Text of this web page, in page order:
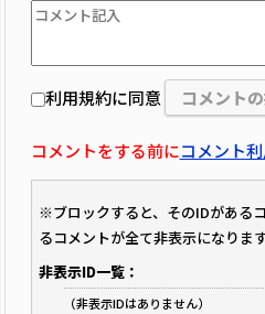
利用規約に同意
コメントをする前にコメント
※ブロックすると、そのIDがある
るコメントが全て非表示になりま
非表示ID一覧：
（非表示IDはありません）